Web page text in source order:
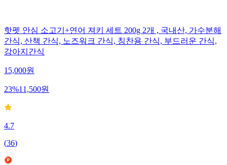
핫펫 안심 소고기+연어 져키 세트 200g 2개 , 국내산, 가수분해
간식, 산책 간식, 노즈워크 간식, 칭찬용 간식, 부드러운 간식,
강아지간식
15,000원
23%11,500원
4.7
(36)